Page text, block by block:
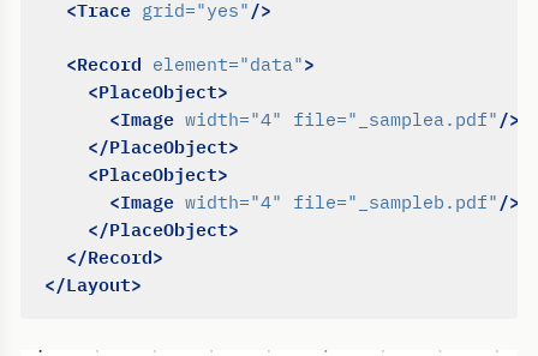
<Trace grid="yes"/>
<Record element="data">
<PlaceObject>
<Image width="4" file="_samplea.pdf"/>
</PlaceObject>
<PlaceObject>
<Image width="4" file="_sampleb.pdf"/>
</PlaceObject>
</Record>
</Layout>